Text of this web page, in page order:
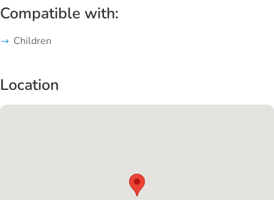
Compatible with:
Children
Location